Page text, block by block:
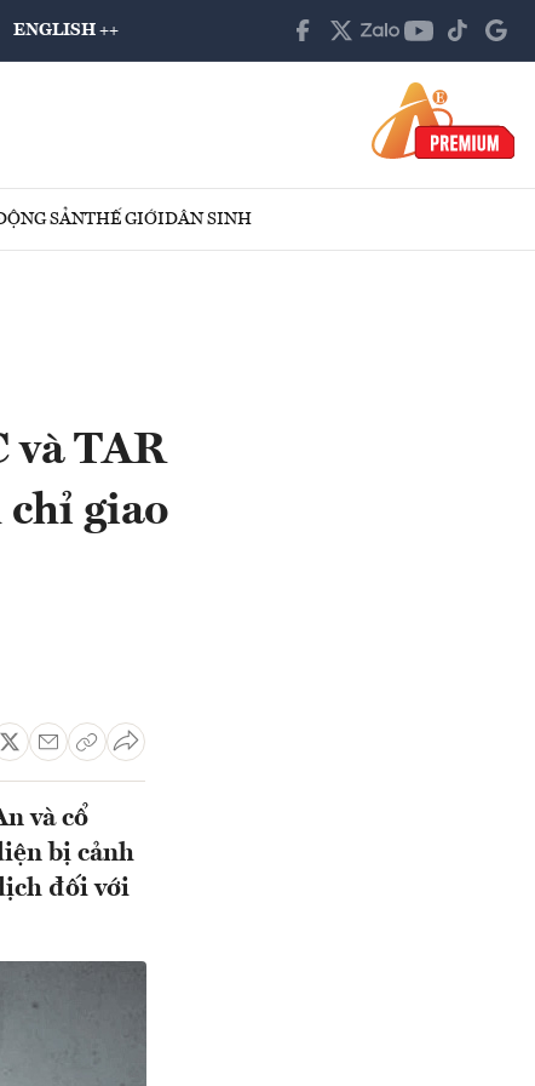
ENGLISH ++
SẢNTHẾ GIỚIDÂN SINH
và TAR
giao
và cổ
bị cảnh
đối với